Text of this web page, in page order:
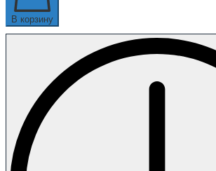
В корзину